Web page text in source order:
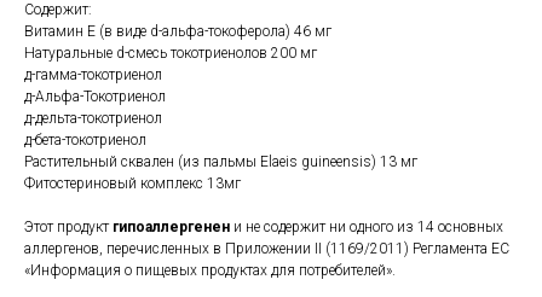
Содержит:
Витамин Е (в виде d-альфа-токоферола) 46 мг
Натуральные d-смесь токотриенолов 200 мг
д-гамма-токотриенол
д-Альфа-Токотриенол
д-дельта-токотриенол
д-бета-токотриенол
Растительный сквален (из пальмы Elaeis guineensis) 13 мг
Фитостериновый комплекс 13мг
Этот продукт гипоаллергенен и не содержит ни одного из 14 основных
аллергенов, перечисленных в Приложении II (1169/2011) Регламента ЕС
«Информация о пищевых продуктах для потребителей».